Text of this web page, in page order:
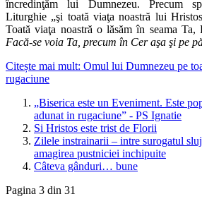
încredinţăm lui Dumnezeu. Precum
Liturghie „şi toată viaţa noastră lui
Toată viaţa noastră o lăsăm în seama
Facă-se voia Ta, precum în Cer aşa şi pe
Citește mai mult: Omul lui Dumnezeu pe
rugaciune
„Biserica este un Eveniment. Este
adunat in rugaciune” - PS Ignatie
Si Hristos este trist de Florii
Zilele instrainarii – intre surogatul
amagirea pustniciei inchipuite
Câteva gânduri… bune
Pagina 3 din 31